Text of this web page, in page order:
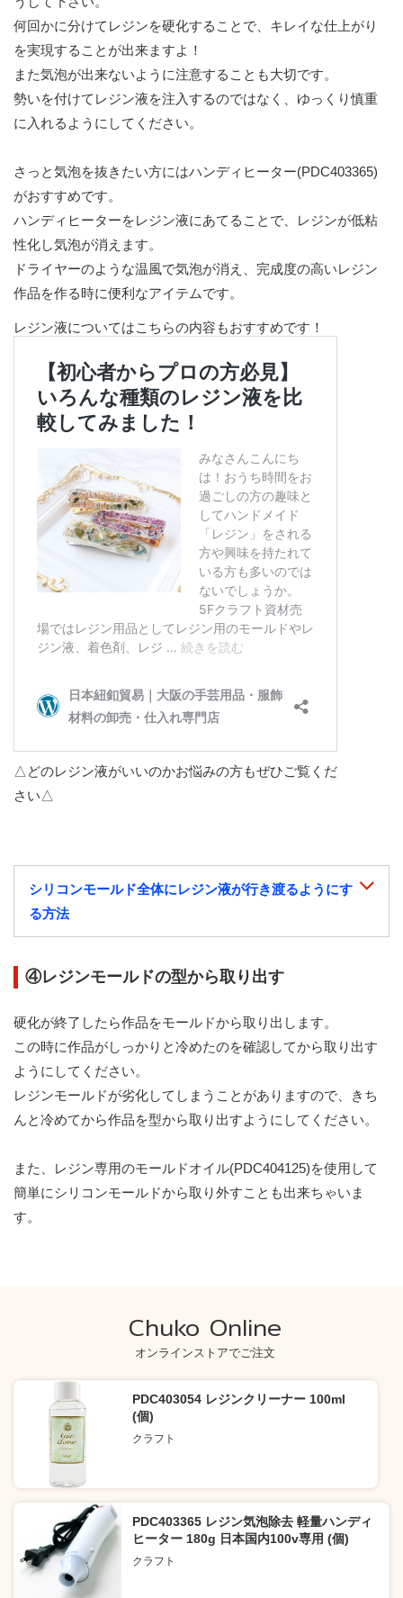
何回かに分けてレジンを硬化することで、キレイな仕上がり
を実現することが出来ますよ！
また気泡が出来ないように注意することも大切です。
勢いを付けてレジン液を注入するのではなく、ゆっくり慎重
に入れるようにしてください。
さっと気泡を抜きたい方にはハンディヒーター(PDC403365)
がおすすめです。
ハンディヒーターをレジン液にあてることで、レジンが低粘
性化し気泡が消えます。
ドライヤーのような温風で気泡が消え、完成度の高いレジン
作品を作る時に便利なアイテムです。
レジン液についてはこちらの内容もおすすめです！
△どのレジン液がいいのかお悩みの方もぜひご覧くだ
さい△
シリコンモールド全体にレジン液が行き渡るようにす
る方法
④レジンモールドの型から取り出す
硬化が終了したら作品をモールドから取り出します。
この時に作品がしっかりと冷めたのを確認してから取り出す
ようにしてください。
レジンモールドが劣化してしまうことがありますので、きち
んと冷めてから作品を型から取り出すようにしてください。
また、レジン専用のモールドオイル(PDC404125)を使用して
簡単にシリコンモールドから取り外すことも出来ちゃいま
す。
Chuko Online
オンラインストアでご注文
PDC403054 レジンクリーナー 100ml
(個)
クラフト
PDC403365 レジン気泡除去 軽量ハンディ
ヒーター 180g 日本国内100v専用 (個)
クラフト